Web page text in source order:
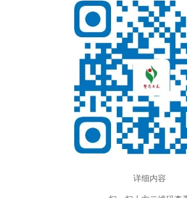
详细内容